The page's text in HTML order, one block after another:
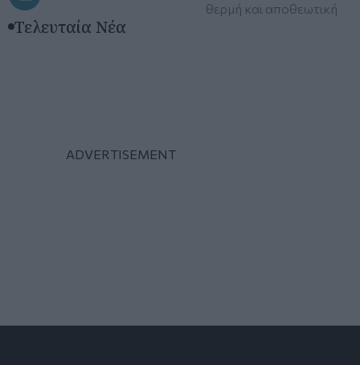
θερμή και αποθεωτική
Τελευταία Νέα